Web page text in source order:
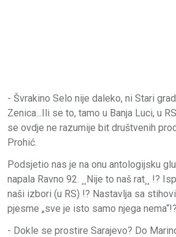
- Švrakino Selo nije daleko, ni Stari
Zenica...Ili se to, tamo u Banja Luci, u
se ovdje ne razumije bit društvenih
Prohić.
Podsjetio nas je na onu antologijsku
napala Ravno 92. ¸¸Nije to naš rat¸¸ !?
naši izbori (u RS) !? Nastavlja sa
pjesme „sve je isto samo njega nema“!?
- Dokle se prostire Sarajevo? Do